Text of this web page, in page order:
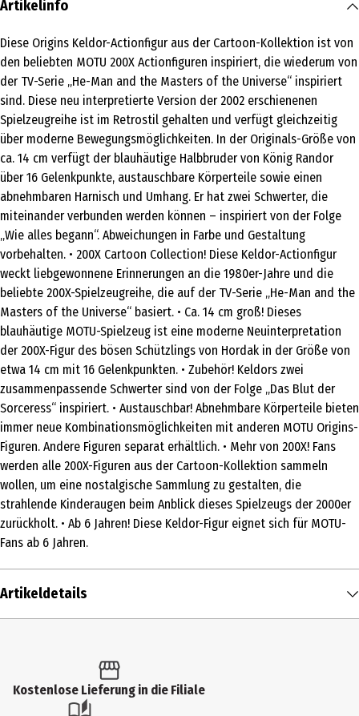
Artikelinfo
Diese Origins Keldor-Actionfigur aus der Cartoon-Kollektion ist von
den beliebten MOTU 200X Actionfiguren inspiriert, die wiederum von
der TV-Serie „He-Man and the Masters of the Universe“ inspiriert
sind. Diese neu interpretierte Version der 2002 erschienenen
Spielzeugreihe ist im Retrostil gehalten und verfügt gleichzeitig
über moderne Bewegungsmöglichkeiten. In der Originals-Größe von
ca. 14 cm verfügt der blauhäutige Halbbruder von König Randor
über 16 Gelenkpunkte, austauschbare Körperteile sowie einen
abnehmbaren Harnisch und Umhang. Er hat zwei Schwerter, die
miteinander verbunden werden können – inspiriert von der Folge
„Wie alles begann“. Abweichungen in Farbe und Gestaltung
vorbehalten. • 200X Cartoon Collection! Diese Keldor-Actionfigur
weckt liebgewonnene Erinnerungen an die 1980er-Jahre und die
beliebte 200X-Spielzeugreihe, die auf der TV-Serie „He-Man and the
Masters of the Universe“ basiert. • Ca. 14 cm groß! Dieses
blauhäutige MOTU-Spielzeug ist eine moderne Neuinterpretation
der 200X-Figur des bösen Schützlings von Hordak in der Größe von
etwa 14 cm mit 16 Gelenkpunkten. • Zubehör! Keldors zwei
zusammenpassende Schwerter sind von der Folge „Das Blut der
Sorceress“ inspiriert. • Austauschbar! Abnehmbare Körperteile bieten
immer neue Kombinationsmöglichkeiten mit anderen MOTU Origins-
Figuren. Andere Figuren separat erhältlich. • Mehr von 200X! Fans
werden alle 200X-Figuren aus der Cartoon-Kollektion sammeln
wollen, um eine nostalgische Sammlung zu gestalten, die
strahlende Kinderaugen beim Anblick dieses Spielzeugs der 2000er
zurückholt. • Ab 6 Jahren! Diese Keldor-Figur eignet sich für MOTU-
Fans ab 6 Jahren.
Artikeldetails
Produkttyp
Kostenlose Lieferung in die Filiale